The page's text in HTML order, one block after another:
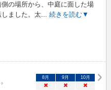
側の場所から、中庭に面した場
ました。太... 続きを読む▼
8月 9月 10月
× × ×